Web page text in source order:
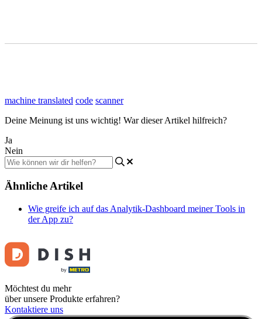
machine translated code scanner
Deine Meinung ist uns wichtig! War dieser Artikel hilfreich?
Ja
Nein
Ähnliche Artikel
Wie greife ich auf das Analytik-Dashboard meiner Tools in
der App zu?
Möchtest du mehr
über unsere Produkte erfahren?
Kontaktiere uns